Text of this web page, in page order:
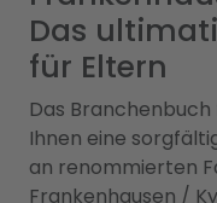
Das
für Eltern
Das
Ihnen eine
an renommierten
Frankenhausen /